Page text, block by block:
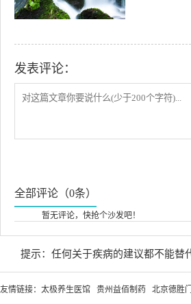
发表评论：
全部评论（0条）
暂无评论，快抢个沙发吧！
提示：任何关于疾病的建议都不能替
友情链接： 太极养生医馆 贵州益佰制药 北京德胜